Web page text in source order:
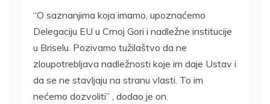
“O saznanjima koja imamo, upoznaćemo
Delegaciju EU u Crnoj Gori i nadležne institucije
u Briselu. Pozivamo tužilaštvo da ne
zloupotrebljava nadležnosti koje im daje Ustav i
da se ne stavljaju na stranu vlasti. To im
nećemo dozvoliti” , dodao je on.